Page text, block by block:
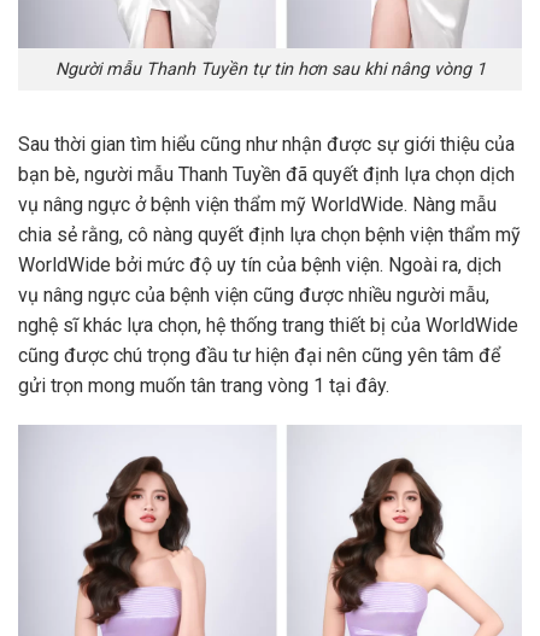
Người mẫu Thanh Tuyền tự tin hơn sau khi nâng vòng 1
Sau thời gian tìm hiểu cũng như nhận được sự giới thiệu của
bạn bè, người mẫu Thanh Tuyền đã quyết định lựa chọn dịch
vụ nâng ngực ở bệnh viện thẩm mỹ WorldWide. Nàng mẫu
chia sẻ rằng, cô nàng quyết định lựa chọn bệnh viện thẩm mỹ
WorldWide bởi mức độ uy tín của bệnh viện. Ngoài ra, dịch
vụ nâng ngực của bệnh viện cũng được nhiều người mẫu,
nghệ sĩ khác lựa chọn, hệ thống trang thiết bị của WorldWide
cũng được chú trọng đầu tư hiện đại nên cũng yên tâm để
gửi trọn mong muốn tân trang vòng 1 tại đây.